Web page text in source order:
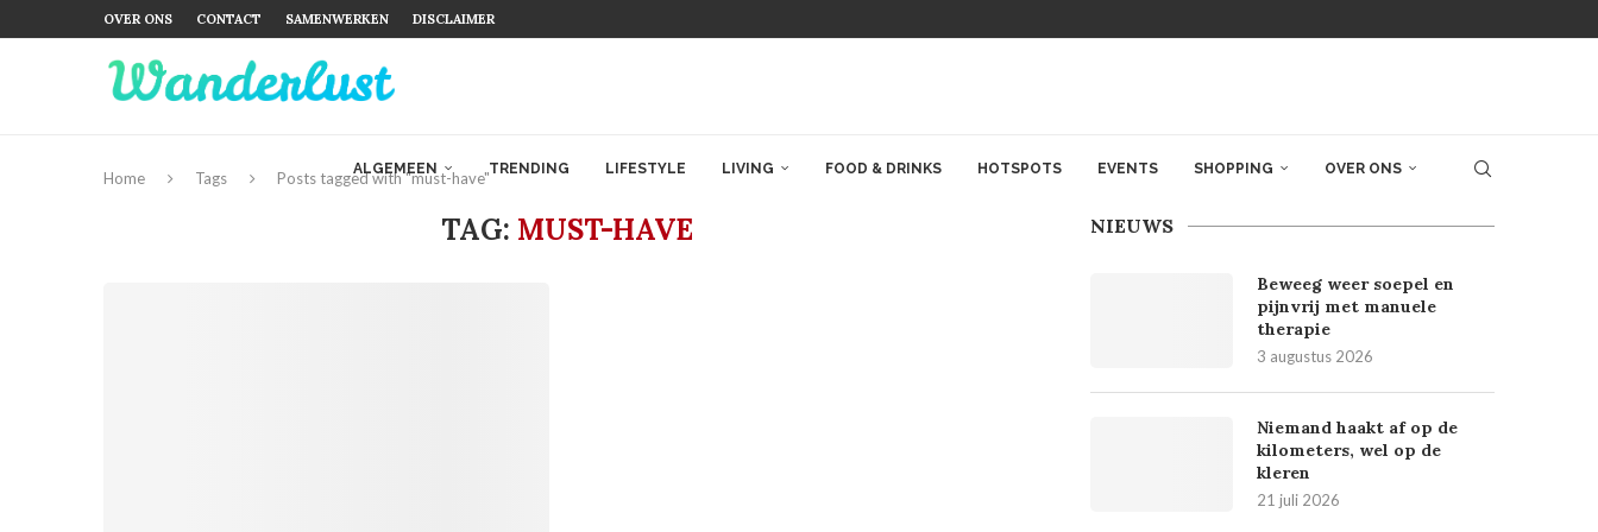
OVER ONS CONTACT SAMENWERKEN DISCLAIMER
ALGEMEEN TRENDING LIFESTYLE LIVING FOOD & DRINKS HOTSPOTS EVENTS SHOPPING OVER ONS
Home Tags Posts tagged with "must-have"
TAG: MUST-HAVE NIEUWS
Beweeg weer soepel en
pijnvrij met manuele
therapie
3 augustus 2026
Niemand haakt af op de
kilometers, wel op de
kleren
21 juli 2026